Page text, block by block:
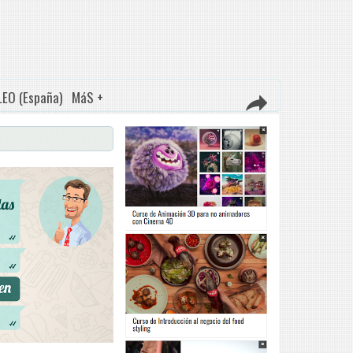
(España) MáS +